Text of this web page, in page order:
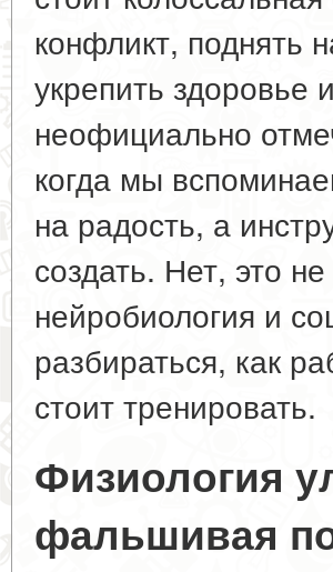
конфликт, поднять
укрепить
неофициально
когда мы
на радость, а
создать. Нет, это
нейробиология и
разбираться, как
стоит тренировать.
Физиология
фальшивая